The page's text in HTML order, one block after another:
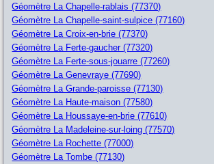
Géomètre La Chapelle-rablais (77370)
Géomètre La Chapelle-saint-sulpice (77160)
Géomètre La Croix-en-brie (77370)
Géomètre La Ferte-gaucher (77320)
Géomètre La Ferte-sous-jouarre (77260)
Géomètre La Genevraye (77690)
Géomètre La Grande-paroisse (77130)
Géomètre La Haute-maison (77580)
Géomètre La Houssaye-en-brie (77610)
Géomètre La Madeleine-sur-loing (77570)
Géomètre La Rochette (77000)
Géomètre La Tombe (77130)